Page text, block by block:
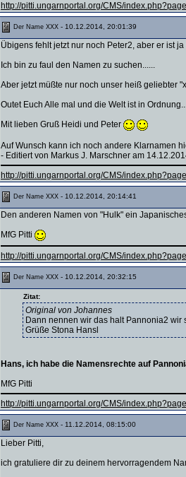
http://pitti.ungarnportal.org/CMS/
Der Name XXX - 10.12.2014, 20:01:39
Übigens fehlt jetzt nur noch Peter2, aber er ist
Ich bin zu faul den Namen zu suchen......
Aber jetzt müßte nur noch unser heiß geliebter
Outet Euch Alle mal und die Welt ist in
Mit lieben Gruß Heidi und Peter
Auf Wunsch kann ich noch andere Klarnamen
- Editiert von Markus J. Marschner am
http://pitti.ungarnportal.org/CMS/
Der Name XXX - 10.12.2014, 20:14:41
Den anderen Namen von "Hulk" ein
MfG Pitti
http://pitti.ungarnportal.org/CMS/
Der Name XXX - 10.12.2014, 20:32:15
Zitat:
Original von Johannes
Dann nennen wir das halt Pannonia2 wir
Grüße Stona Hansl
Hans, ich habe die Namensrechte auf
MfG Pitti
http://pitti.ungarnportal.org/CMS/
Der Name XXX - 11.12.2014, 08:15:00
Lieber Pitti,
ich gratuliere dir zu deinem hervorragendem